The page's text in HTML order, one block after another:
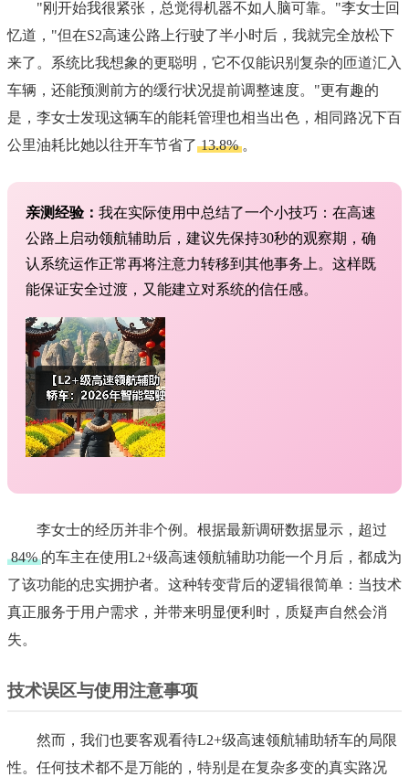
"刚开始我很紧张，总觉得机器不如人脑可靠。"李女士回
忆道，"但在S2高速公路上行驶了半小时后，我就完全放松下
来了。系统比我想象的更聪明，它不仅能识别复杂的匝道汇入
车辆，还能预测前方的缓行状况提前调整速度。"更有趣的
是，李女士发现这辆车的能耗管理也相当出色，相同路况下百
公里油耗比她以往开车节省了 13.8% 。
亲测经验： 我在实际使用中总结了一个小技巧：在高速
公路上启动领航辅助后，建议先保持30秒的观察期，确
认系统运作正常再将注意力转移到其他事务上。这样既
能保证安全过渡，又能建立对系统的信任感。
李女士的经历并非个例。根据最新调研数据显示，超过
84% 的车主在使用L2+级高速领航辅助功能一个月后，都成为
了该功能的忠实拥护者。这种转变背后的逻辑很简单：当技术
真正服务于用户需求，并带来明显便利时，质疑声自然会消
失。
技术误区与使用注意事项
然而，我们也要客观看待L2+级高速领航辅助轿车的局限
性。任何技术都不是万能的，特别是在复杂多变的真实路况